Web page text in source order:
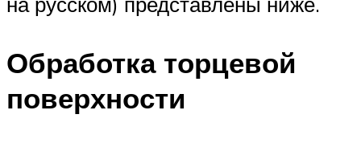
Обработка торцевой
поверхности